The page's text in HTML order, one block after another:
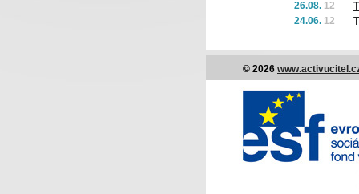
26.08. 12
24.06. 12
© 2026